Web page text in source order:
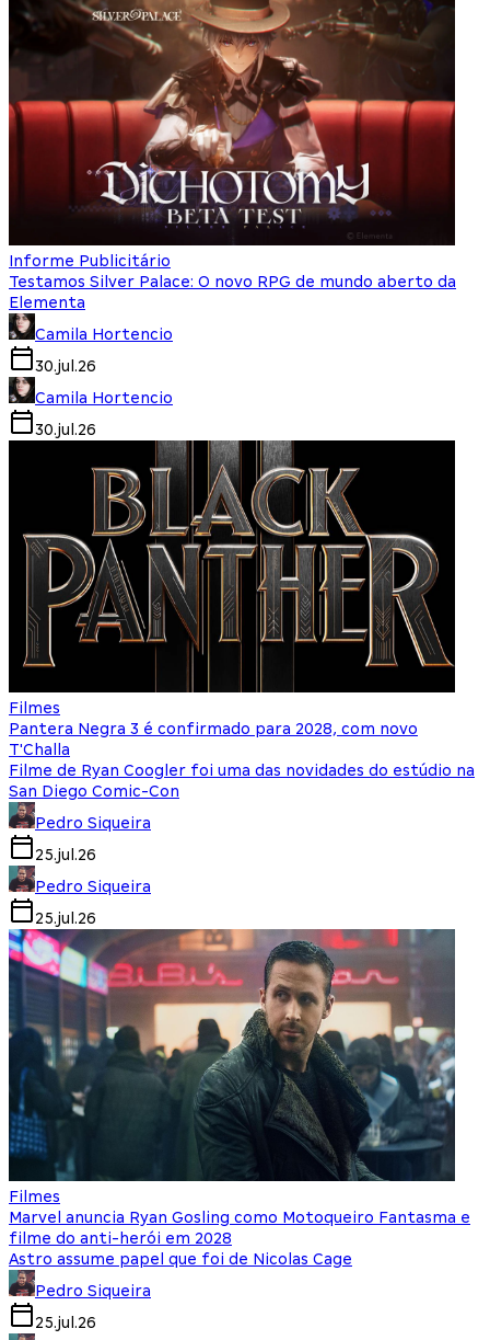
Informe Publicitário
Testamos Silver Palace: O novo RPG de mundo aberto da
Elementa
Camila Hortencio
30.jul.26
Camila Hortencio
30.jul.26
Filmes
Pantera Negra 3 é confirmado para 2028, com novo
T'Challa
Filme de Ryan Coogler foi uma das novidades do estúdio na
San Diego Comic-Con
Pedro Siqueira
25.jul.26
Pedro Siqueira
25.jul.26
Filmes
Marvel anuncia Ryan Gosling como Motoqueiro Fantasma e
filme do anti-herói em 2028
Astro assume papel que foi de Nicolas Cage
Pedro Siqueira
25.jul.26